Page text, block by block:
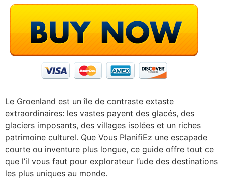
Le Groenland est un île de contraste extaste
extraordinaires: les vastes payent des glacés, des
glaciers imposants, des villages isolées et un riches
patrimoine culturel. Que Vous PlanifiEz une escapade
courte ou inventure plus longue, ce guide offre tout ce
que l’il vous faut pour explorateur l’ude des destinations
les plus uniques au monde.